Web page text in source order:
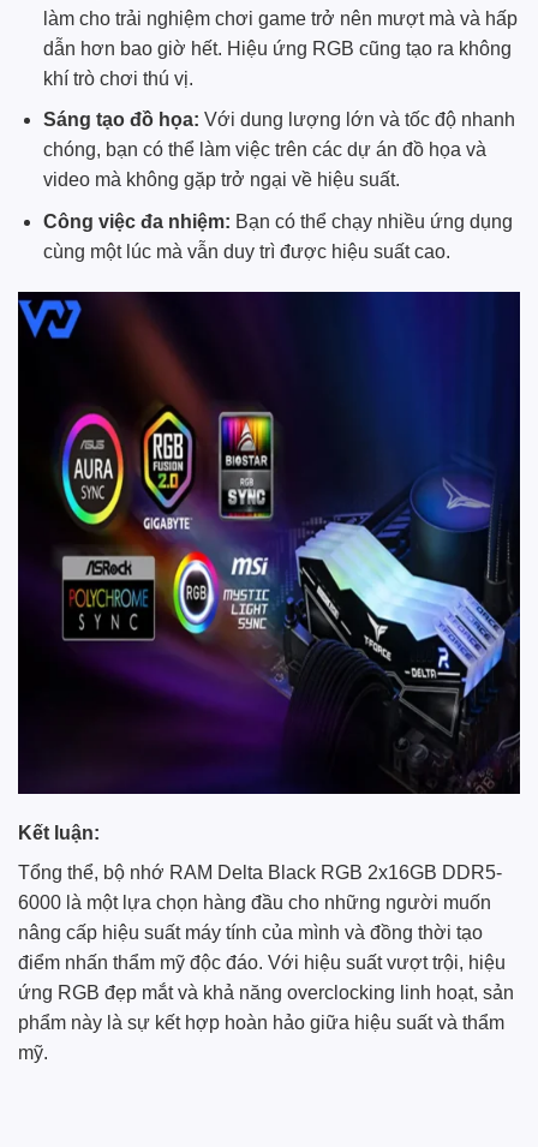
làm cho trải nghiệm chơi game trở nên mượt mà và hấp
dẫn hơn bao giờ hết. Hiệu ứng RGB cũng tạo ra không
khí trò chơi thú vị.
Sáng tạo đồ họa: Với dung lượng lớn và tốc độ nhanh
chóng, bạn có thể làm việc trên các dự án đồ họa và
video mà không gặp trở ngại về hiệu suất.
Công việc đa nhiệm: Bạn có thể chạy nhiều ứng dụng
cùng một lúc mà vẫn duy trì được hiệu suất cao.
Kết luận:
Tổng thể, bộ nhớ RAM Delta Black RGB 2x16GB DDR5-
6000 là một lựa chọn hàng đầu cho những người muốn
nâng cấp hiệu suất máy tính của mình và đồng thời tạo
điểm nhấn thẩm mỹ độc đáo. Với hiệu suất vượt trội, hiệu
ứng RGB đẹp mắt và khả năng overclocking linh hoạt, sản
phẩm này là sự kết hợp hoàn hảo giữa hiệu suất và thẩm
mỹ.